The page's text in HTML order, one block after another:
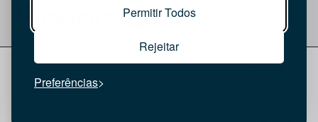
Permitir Todos
Rejeitar
Preferências
Política de privacidade